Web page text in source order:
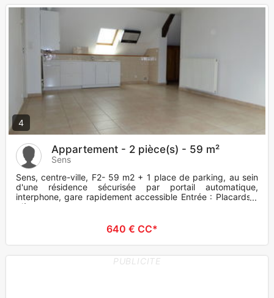
4
Appartement - 2 pièce(s) - 59 m²
Sens
Sens, centre-ville, F2- 59 m2 + 1 place de parking, au sein
d'une résidence sécurisée par portail automatique,
interphone, gare rapidement accessible Entrée : Placards 1
pièce
640 € CC*
PUBLICITE